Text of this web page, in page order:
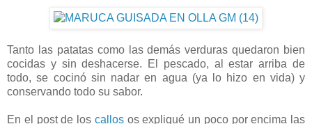
Tanto las patatas como las demás verduras quedaron bien
cocidas y sin deshacerse. El pescado, al estar arriba de
todo, se cocinó sin nadar en agua (ya lo hizo en vida) y
conservando todo su sabor.
En el post de los callosos expliqué un poco por encima las